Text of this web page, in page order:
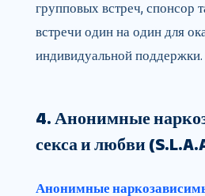
групповых встреч, спонсор
встречи один на один для
индивидуальной поддержки.
4. Анонимные
секса и любви
Анонимные